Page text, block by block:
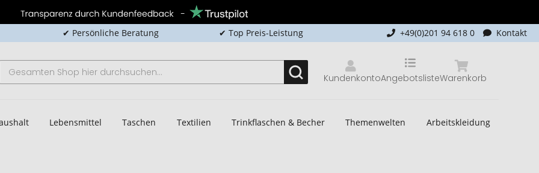
✔ Persönliche Beratung ✔ Top Preis-Leistung +49(0)201 94 618 0 Kontakt
Kundenkonto Warenkorb
Angebotsliste
Lebensmittel Taschen Textilien Trinkflaschen & Becher Themenwelten Arbeitskleidung